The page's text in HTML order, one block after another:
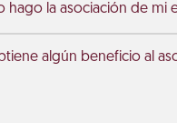
hago la asociación de mi
algún beneficio al